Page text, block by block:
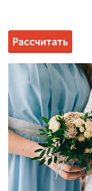
Рассчитать